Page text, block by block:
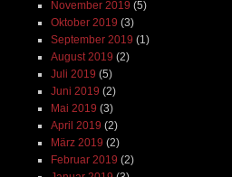
November 2019 (5)
Oktober 2019 (3)
September 2019 (1)
August 2019 (2)
Juli 2019 (5)
Juni 2019 (2)
Mai 2019 (3)
April 2019 (2)
März 2019 (2)
Februar 2019 (2)